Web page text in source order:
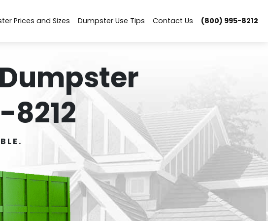
Prices and Sizes Dumpster Use Tips Contact Us (800) 995-8212